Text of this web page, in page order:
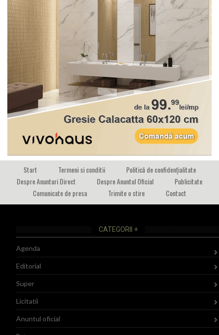
Start Termeni si conditii
Politică de confidențialitate
Despre Anunturi Direct
Despre Anuntul Oficial
Publicitate
Comunicate de presa
Trimite o stire Contact
CATEGORII +
Agenda
Editorial
Super
Licitatii
Anuntul oficial